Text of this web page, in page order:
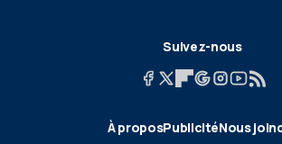
Suivez-nous
À proposPublicitéNous